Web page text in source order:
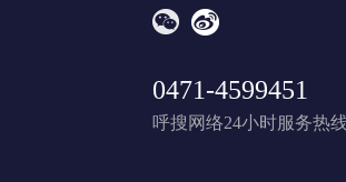
0471-4599451
呼搜网络24小时服务热